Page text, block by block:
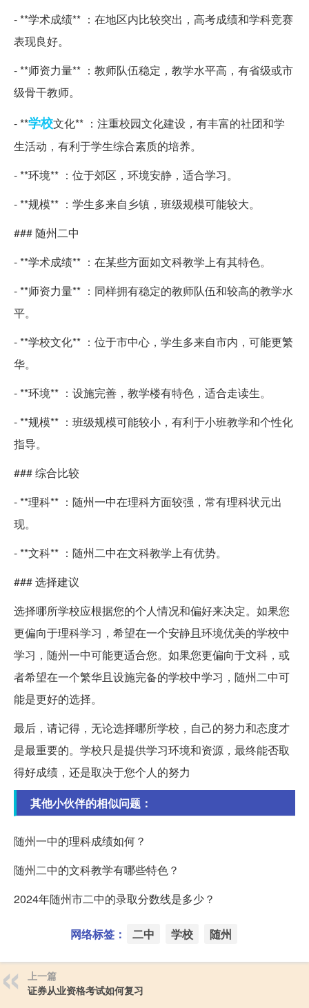
- **学术成绩** ：在地区内比较突出，高考成绩和学科竞赛
表现良好。
- **师资力量** ：教师队伍稳定，教学水平高，有省级或市
级骨干教师。
- **学校文化** ：注重校园文化建设，有丰富的社团和学
生活动，有利于学生综合素质的培养。
- **环境** ：位于郊区，环境安静，适合学习。
- **规模** ：学生多来自乡镇，班级规模可能较大。
### 随州二中
- **学术成绩** ：在某些方面如文科教学上有其特色。
- **师资力量** ：同样拥有稳定的教师队伍和较高的教学水
平。
- **学校文化** ：位于市中心，学生多来自市内，可能更繁
华。
- **环境** ：设施完善，教学楼有特色，适合走读生。
- **规模** ：班级规模可能较小，有利于小班教学和个性化
指导。
### 综合比较
- **理科** ：随州一中在理科方面较强，常有理科状元出
现。
- **文科** ：随州二中在文科教学上有优势。
### 选择建议
选择哪所学校应根据您的个人情况和偏好来决定。如果您
更偏向于理科学习，希望在一个安静且环境优美的学校中
学习，随州一中可能更适合您。如果您更偏向于文科，或
者希望在一个繁华且设施完备的学校中学习，随州二中可
能是更好的选择。
最后，请记得，无论选择哪所学校，自己的努力和态度才
是最重要的。学校只是提供学习环境和资源，最终能否取
得好成绩，还是取决于您个人的努力
其他小伙伴的相似问题：
随州一中的理科成绩如何？
随州二中的文科教学有哪些特色？
2024年随州市二中的录取分数线是多少？
网络标签： 二中 学校 随州
上一篇
证券从业资格考试如何复习